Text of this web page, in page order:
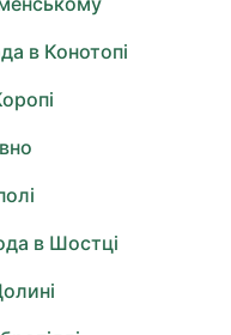
в Конотопі
в Шостці